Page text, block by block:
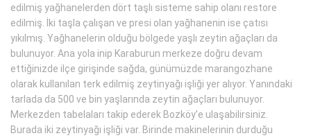
edilmiş yağhanelerden dört taşlı sisteme sahip olanı restore
edilmiş. İki taşla çalışan ve presi olan yağhanenin ise çatısı
yıkılmış. Yağhanelerin olduğu bölgede yaşlı zeytin ağaçları da
bulunuyor. Ana yola inip Karaburun merkeze doğru devam
ettiğinizde ilçe girişinde sağda, günümüzde marangozhane
olarak kullanılan terk edilmiş zeytinyağı işliği yer alıyor. Yanındaki
tarlada da 500 ve bin yaşlarında zeytin ağaçları bulunuyor.
Merkezden tabelaları takip ederek Bozköy’e ulaşabilirsiniz.
Burada iki zeytinyağı işliği var. Birinde makinelerinin durduğu